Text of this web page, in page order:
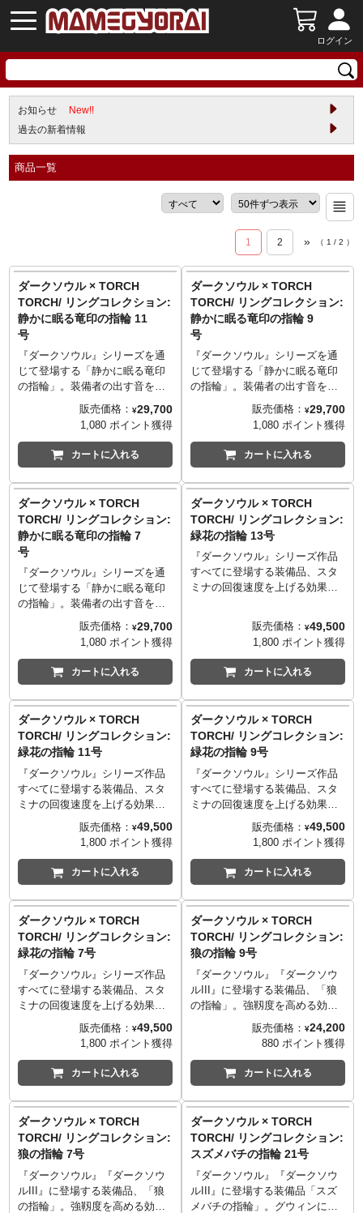
ログイン
お知らせ
New!!
過去の新着情報
商品一覧
1 2 » （ 1 / 2 ）
ダークソウル × TORCH
TORCH/ リングコレクション:
静かに眠る竜印の指輪 11
号
『ダークソウル』シリーズを通
じて登場する「静かに眠る竜印
の指輪」。装備者の出す音を消
す効果を持つ、プレイヤーにも
馴染み深いアイテムです。そん
な指輪をゲームの世界そのまま
の再現度で、実際に身に着けら
れるアクセサリーに仕上げまし
部分は、歪みや傷に至るまで細
やかに彫りこみ、控えめながら
格式あるたたずまいを完全再
現。ゲーム内のビジュアルでは
確認しづらい、アーム部分の美
しく妖しいうねりもしっかりと
立体化しました。古びた錆茶色
み合わせる複雑な工程により実
現。世間からは隠された魔術師
たちが着用したという、ひそや
かな時間の重みを想起させる仕
の世界から抜け出してきたよう
な再現度ながら、日常にもすん
なり馴染むシックなデザイン
を、ぜひお手元でご堪能くださ
い。
※世界観を再現するため、意図
的に荒い仕上げや傷を施してお
※ハンドメイドで作られている
ため、ひとつひとつの色合いや
表情が微妙に異なります。
──────────────────
■マテリアル: シルバー925
■造型: 大畠雅人
──────────────────
※価格改定となりました
（20240918）
TORCH TORCH OFFICIAL
販売価格： ¥29,700
1,080 ポイント獲得
カートに入れる
ダークソウル × TORCH
TORCH/ リングコレクション:
静かに眠る竜印の指輪 9
号
『ダークソウル』シリーズを通
じて登場する「静かに眠る竜印
の指輪」。装備者の出す音を消
す効果を持つ、プレイヤーにも
馴染み深いアイテムです。そん
な指輪をゲームの世界そのまま
の再現度で、実際に身に着けら
れるアクセサリーに仕上げまし
部分は、歪みや傷に至るまで細
やかに彫りこみ、控えめながら
格式あるたたずまいを完全再
現。ゲーム内のビジュアルでは
確認しづらい、アーム部分の美
しく妖しいうねりもしっかりと
み合わせる複雑な工程により実
現。世間からは隠された魔術師
たちが着用したという、ひそや
かな時間の重みを想起させる仕
の世界から抜け出してきたよう
な再現度ながら、日常にもすん
なり馴染むシックなデザイン
を、ぜひお手元でご堪能くださ
い。
※世界観を再現するため、意図
的に荒い仕上げや傷を施してお
※ハンドメイドで作られている
ため、ひとつひとつの色合いや
表情が微妙に異なります。
──────────────────
■マテリアル: シルバー925
■造型: 大畠雅人
──────────────────
※価格改定となりました
（20240918）
TORCH TORCH OFFICIAL
販売価格： ¥29,700
1,080 ポイント獲得
カートに入れる
ダークソウル × TORCH
TORCH/ リングコレクション:
静かに眠る竜印の指輪 7
号
『ダークソウル』シリーズを通
じて登場する「静かに眠る竜印
の指輪」。装備者の出す音を消
す効果を持つ、プレイヤーにも
馴染み深いアイテムです。そん
な指輪をゲームの世界そのまま
の再現度で、実際に身に着けら
れるアクセサリーに仕上げまし
本体はシルバー925製。竜の彫刻
部分は、歪みや傷に至るまで細
やかに彫りこみ、控えめながら
格式あるたたずまいを完全再
現。ゲーム内のビジュアルでは
確認しづらい、アーム部分の美
しく妖しいうねりもしっかりと
立体化しました。古びた錆茶色
は、何段階もの燻しと着色を組
み合わせる複雑な工程により実
現。世間からは隠された魔術師
たちが着用したという、ひそや
の世界から抜け出してきたよう
な再現度ながら、日常にもすん
なり馴染むシックなデザイン
を、ぜひお手元でご堪能くださ
い。
※世界観を再現するため、意図
※ハンドメイドで作られている
ため、ひとつひとつの色合いや
表情が微妙に異なります。
■サイズ: 7号/円周 47.1mm
■マテリアル: シルバー925
■造型: 大畠雅人
──────────────────
※価格改定となりました
（20240918）
販売価格： ¥29,700
1,080 ポイント獲得
カートに入れる
ダークソウル × TORCH
TORCH/ リングコレクション:
緑花の指輪 13号
『ダークソウル』シリーズ作品
すべてに登場する装備品、スタ
ミナの回復速度を上げる効果を
使用頻度の高さと印象に残るデ
ザインで、多くのプレイヤーか
ら愛されているアイテムです。
シリーズへのラインナップの要
望が最も多い指輪でしたが、そ
石を多数使用することからプロ
ダクト化は困難とされていまし
た。しかし長きにわたる開発期
間を経て、遂に完全再現を実
現。TORCH TORCHの「リング
コレクション」シリーズの真打
とも呼ぶべきアイテムが、満を
指輪の象徴である緑色の宝石は
「ペリドット」。この指輪のた
めにインドの熟練職人がひとつ
ずつ磨り出した特注品です。32
トの、計33個を贅沢に使用。石
枠とアームはシルバー925製、ア
ーム横の花冠の意匠は別パーツ
の真鍮製となり、シリーズ最多
の6パーツで構成されています。
花びらの石枠は一枚ずつの尖り
や丸み、重なり合い、微妙な歪
ストを忠実に再現。
ディテールや構造のみでなく、
古びた質感に至るまでを徹底的
に追究することで、ダークソウ
うな仕上がりとなりました。繊
細さや美しさだけでなく重厚感
もあわせ持ち、男女を問わずお
楽しみいただけます。持てる技
術とこだわりをつぎ込んだ自信
作を、ぜひお手にとってご堪能
ください。
販売価格： ¥49,500
1,800 ポイント獲得
カートに入れる
ダークソウル × TORCH
TORCH/ リングコレクション:
緑花の指輪 11号
『ダークソウル』シリーズ作品
すべてに登場する装備品、スタ
ミナの回復速度を上げる効果を
持つ「緑花の指輪」。
使用頻度の高さと印象に残るデ
ザインで、多くのプレイヤーか
ら愛されているアイテムです。
シリーズへのラインナップの要
石を多数使用することからプロ
ダクト化は困難とされていまし
た。しかし長きにわたる開発期
間を経て、遂に完全再現を実
現。TORCH TORCHの「リング
コレクション」シリーズの真打
持しての登場となります。
指輪の象徴である緑色の宝石は
「ペリドット」。この指輪のた
めにインドの熟練職人がひとつ
トの、計33個を贅沢に使用。石
枠とアームはシルバー925製、ア
ーム横の花冠の意匠は別パーツ
の真鍮製となり、シリーズ最多
の6パーツで構成されています。
花びらの石枠は一枚ずつの尖り
販売価格： ¥49,500
1,800 ポイント獲得
カートに入れる
ダークソウル × TORCH
TORCH/ リングコレクション:
緑花の指輪 9号
『ダークソウル』シリーズ作品
すべてに登場する装備品、スタ
ミナの回復速度を上げる効果を
持つ「緑花の指輪」。
使用頻度の高さと印象に残るデ
ザインで、多くのプレイヤーか
ら愛されているアイテムです。
シリーズへのラインナップの要
石を多数使用することからプロ
ダクト化は困難とされていまし
た。しかし長きにわたる開発期
間を経て、遂に完全再現を実
現。TORCH TORCHの「リング
コレクション」シリーズの真打
持しての登場となります。
指輪の象徴である緑色の宝石は
「ペリドット」。この指輪のた
めにインドの熟練職人がひとつ
トの、計33個を贅沢に使用。石
枠とアームはシルバー925製、ア
ーム横の花冠の意匠は別パーツ
の真鍮製となり、シリーズ最多
の6パーツで構成されています。
花びらの石枠は一枚ずつの尖り
販売価格： ¥49,500
1,800 ポイント獲得
カートに入れる
ダークソウル × TORCH
TORCH/ リングコレクション:
緑花の指輪 7号
『ダークソウル』シリーズ作品
すべてに登場する装備品、スタ
ミナの回復速度を上げる効果を
持つ「緑花の指輪」。
使用頻度の高さと印象に残るデ
ザインで、多くのプレイヤーか
ら愛されているアイテムです。
シリーズへのラインナップの要
石を多数使用することからプロ
ダクト化は困難とされていまし
た。しかし長きにわたる開発期
間を経て、遂に完全再現を実
現。TORCH TORCHの「リング
コレクション」シリーズの真打
販売価格： ¥49,500
1,800 ポイント獲得
カートに入れる
ダークソウル × TORCH
TORCH/ リングコレクション:
狼の指輪 9号
『ダークソウル』『ダークソウ
ルIII』に登場する装備品、「狼
の指輪」。強靱度を高める効果
を持つこの指輪は、プレイヤー
人気が特に高いキャラクター・
騎士アルトリウスに由来がある
ことでも知られ、攻略の実用性
とストーリー性の両面から多く
グウィン王に仕えた四騎士の一
人であり、「深淵歩き」の異名
を持つアルトリウス。その伝説
とともに在った指輪を、ゲーム
の世界そのままの再現度でお届
けします。フォルムの完全な再
販売価格： ¥24,200
880 ポイント獲得
カートに入れる
ダークソウル × TORCH
TORCH/ リングコレクション:
狼の指輪 7号
『ダークソウル』『ダークソウ
ルIII』に登場する装備品、「狼
の指輪」。強靱度を高める効果
ダークソウル × TORCH
TORCH/ リングコレクション:
スズメバチの指輪 21号
『ダークソウル』『ダークソウ
ルIII』に登場する装備品「スズ
メバチの指輪」。グウィンに仕